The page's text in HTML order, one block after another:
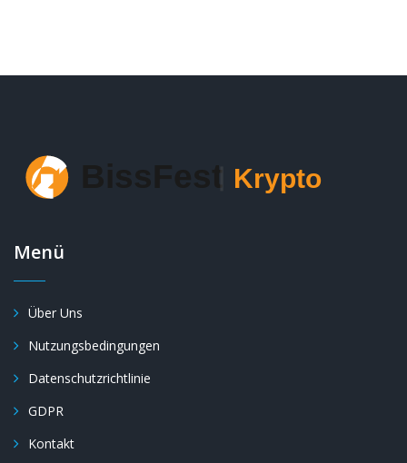
Menü
Über Uns
Nutzungsbedingungen
Datenschutzrichtlinie
GDPR
Kontakt